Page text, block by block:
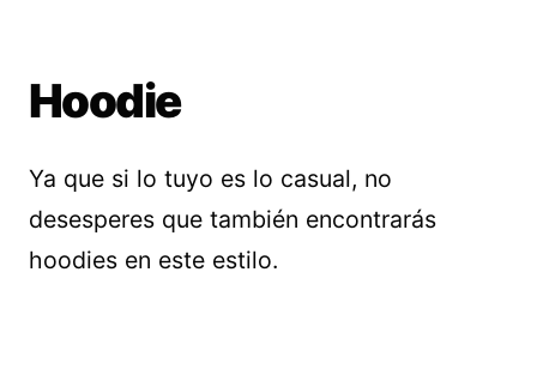
Hoodie
Ya que si lo tuyo es lo casual, no
desesperes que también encontrarás
hoodies en este estilo.